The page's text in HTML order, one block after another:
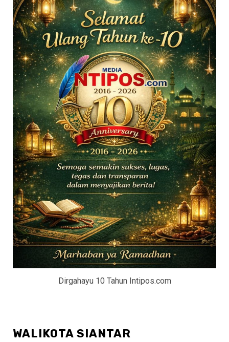
Dirgahayu 10 Tahun Intipos.com
WALIKOTA SIANTAR